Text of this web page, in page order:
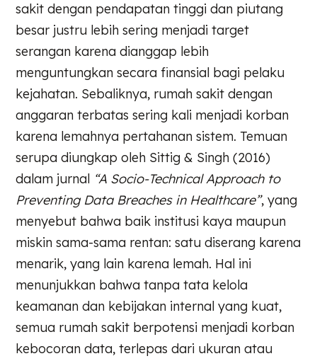
sakit dengan pendapatan tinggi dan piutang
besar justru lebih sering menjadi target
serangan karena dianggap lebih
menguntungkan secara finansial bagi pelaku
kejahatan. Sebaliknya, rumah sakit dengan
anggaran terbatas sering kali menjadi korban
karena lemahnya pertahanan sistem. Temuan
serupa diungkap oleh Sittig & Singh (2016)
dalam jurnal “A Socio-Technical Approach to
Preventing Data Breaches in Healthcare”, yang
menyebut bahwa baik institusi kaya maupun
miskin sama-sama rentan: satu diserang karena
menarik, yang lain karena lemah. Hal ini
menunjukkan bahwa tanpa tata kelola
keamanan dan kebijakan internal yang kuat,
semua rumah sakit berpotensi menjadi korban
kebocoran data, terlepas dari ukuran atau